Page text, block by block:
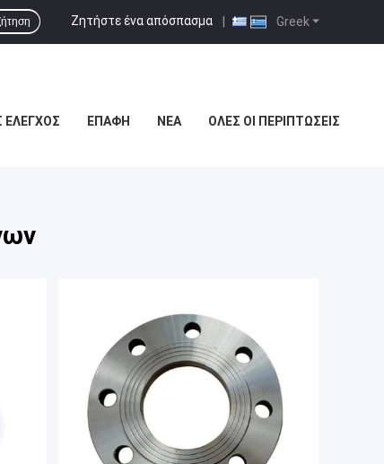
Greek
Ζητήστε ένα απόσπασμα |
ΈΛΕΓΧΟΣ ΕΠΑΦΉ ΝΈΑ ΌΛΕΣ ΟΙ ΠΕΡΙΠΤΏΣΕΙΣ